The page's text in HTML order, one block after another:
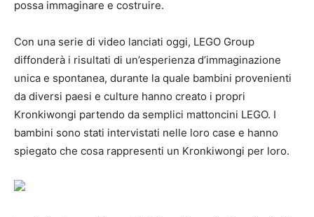
possa immaginare e costruire.
Con una serie di video lanciati oggi, LEGO Group
diffonderà i risultati di un’esperienza d’immaginazione
unica e spontanea, durante la quale bambini provenienti
da diversi paesi e culture hanno creato i propri
Kronkiwongi partendo da semplici mattoncini LEGO. I
bambini sono stati intervistati nelle loro case e hanno
spiegato che cosa rappresenti un Kronkiwongi per loro.